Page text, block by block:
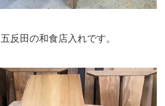
反田の和食店入れです。